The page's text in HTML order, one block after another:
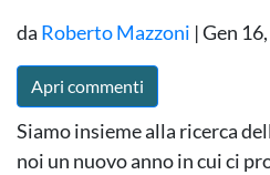
da Roberto Mazzoni |Gen
Apri commenti
Siamo insieme alla ricerca
noi un nuovo anno in cui ci